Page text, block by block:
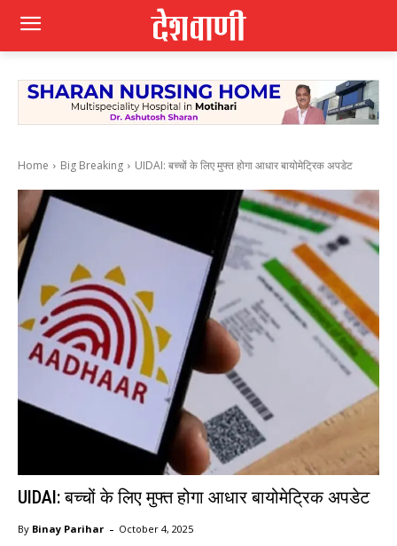
Home Big Breaking UIDAI: बच्चों के लिए मुफ्त होगा आधार बायोमेट्रिक अपडेट
UIDAI: बच्चों के लिए मुफ्त होगा आधार बायोमेट्रिक अपडेट
By Binay Parihar - October 4, 2025